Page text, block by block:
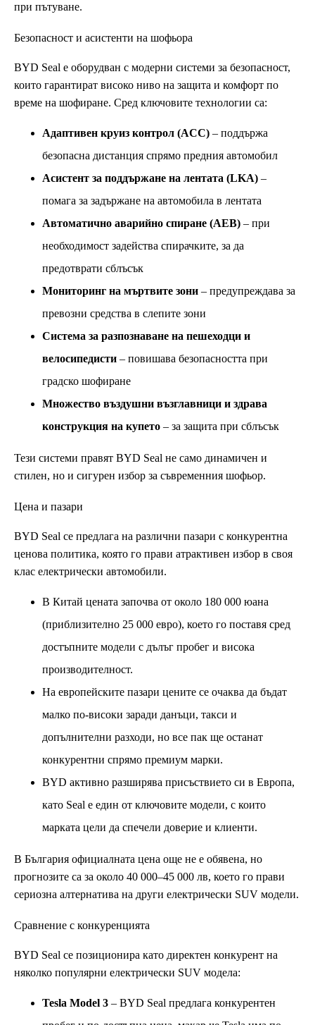
при пътуване.
Безопасност и асистенти на шофьора
BYD Seal е оборудван с модерни системи за безопасност,
които гарантират високо ниво на защита и комфорт по
време на шофиране. Сред ключовите технологии са:
Адаптивен круиз контрол (ACC) – поддържа
безопасна дистанция спрямо предния автомобил
Асистент за поддържане на лентата (LKA) –
помага за задържане на автомобила в лентата
Автоматично аварийно спиране (AEB) – при
необходимост задейства спирачките, за да
предотврати сблъсък
Мониторинг на мъртвите зони – предупреждава за
превозни средства в слепите зони
Система за разпознаване на пешеходци и
велосипедисти – повишава безопасността при
градско шофиране
Множество въздушни възглавници и здрава
конструкция на купето – за защита при сблъсък
Тези системи правят BYD Seal не само динамичен и
стилен, но и сигурен избор за съвременния шофьор.
Цена и пазари
BYD Seal се предлага на различни пазари с конкурентна
ценова политика, която го прави атрактивен избор в своя
клас електрически автомобили.
В Китай цената започва от около 180 000 юана
(приблизително 25 000 евро), което го поставя сред
достъпните модели с дълъг пробег и висока
производителност.
На европейските пазари цените се очаква да бъдат
малко по-високи заради данъци, такси и
допълнителни разходи, но все пак ще останат
конкурентни спрямо премиум марки.
BYD активно разширява присъствието си в Европа,
като Seal е един от ключовите модели, с които
марката цели да спечели доверие и клиенти.
В България официалната цена още не е обявена, но
прогнозите са за около 40 000–45 000 лв, което го прави
сериозна алтернатива на други електрически SUV модели.
Сравнение с конкуренцията
BYD Seal се позиционира като директен конкурент на
няколко популярни електрически SUV модела:
Tesla Model 3 – BYD Seal предлага конкурентен